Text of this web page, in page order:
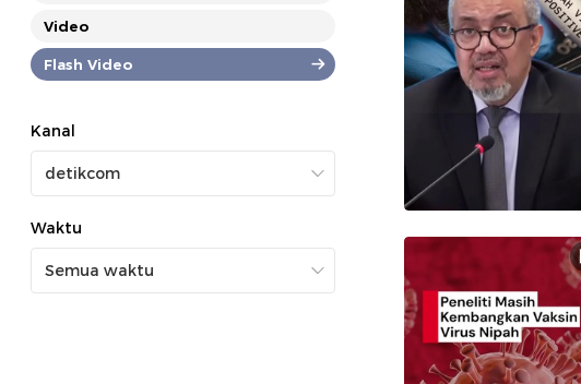
Loading...
Video
Flash Video
Kanal
Waktu